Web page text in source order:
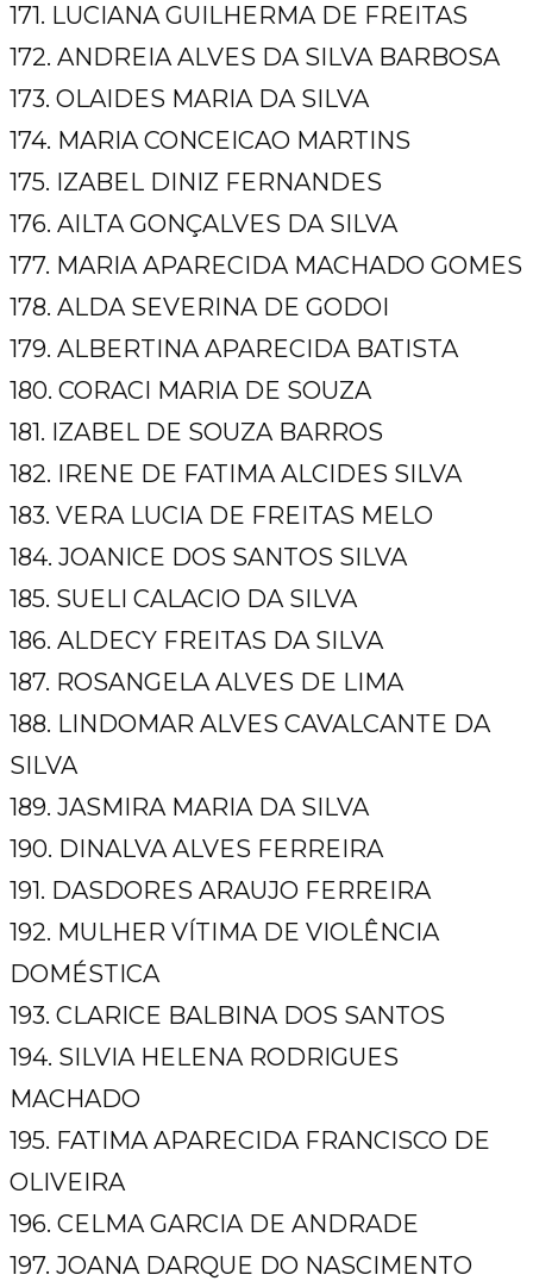
171. LUCIANA GUILHERMA DE FREITAS
172. ANDREIA ALVES DA SILVA BARBOSA
173. OLAIDES MARIA DA SILVA
174. MARIA CONCEICAO MARTINS
175. IZABEL DINIZ FERNANDES
176. AILTA GONÇALVES DA SILVA
177. MARIA APARECIDA MACHADO GOMES
178. ALDA SEVERINA DE GODOI
179. ALBERTINA APARECIDA BATISTA
180. CORACI MARIA DE SOUZA
181. IZABEL DE SOUZA BARROS
182. IRENE DE FATIMA ALCIDES SILVA
183. VERA LUCIA DE FREITAS MELO
184. JOANICE DOS SANTOS SILVA
185. SUELI CALACIO DA SILVA
186. ALDECY FREITAS DA SILVA
187. ROSANGELA ALVES DE LIMA
188. LINDOMAR ALVES CAVALCANTE DA
SILVA
189. JASMIRA MARIA DA SILVA
190. DINALVA ALVES FERREIRA
191. DASDORES ARAUJO FERREIRA
192. MULHER VÍTIMA DE VIOLÊNCIA
DOMÉSTICA
193. CLARICE BALBINA DOS SANTOS
194. SILVIA HELENA RODRIGUES
MACHADO
195. FATIMA APARECIDA FRANCISCO DE
OLIVEIRA
196. CELMA GARCIA DE ANDRADE
197. JOANA DARQUE DO NASCIMENTO